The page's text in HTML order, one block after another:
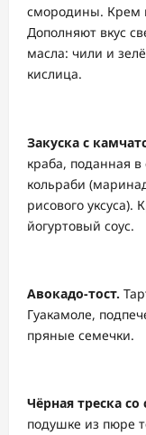
смородины. Крем
Дополняют вкус
масла: чили и
кислица.
Закуска с
краба, поданная
кольраби
рисового уксуса).
йогуртовый соус.
Авокадо-тост.
Гуакамоле,
пряные семечки.
Чёрная треска
подушке из пюре